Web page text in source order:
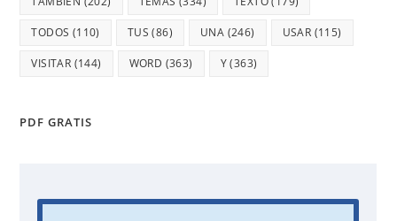
TODOS (110) TUS (86) UNA (246) USAR (115)
VISITAR (144) WORD (363) Y(363)
PDF GRATIS